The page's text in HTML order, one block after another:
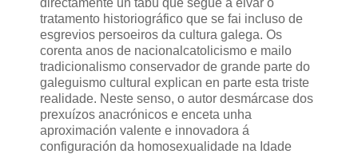
tratamento historiográfico que se fai incluso de
esgrevios persoeiros da cultura galega. Os
corenta anos de nacionalcatolicismo e mailo
tradicionalismo conservador de grande parte do
galeguismo cultural explican en parte esta triste
realidade. Neste senso, o autor desmárcase dos
prexuízos anacrónicos e enceta unha
aproximación valente e innovadora á
configuración da homosexualidade na Idade